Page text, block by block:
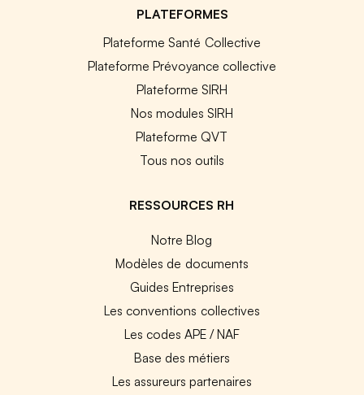
PLATEFORMES
Plateforme Santé Collective
Plateforme Prévoyance collective
Plateforme SIRH
Nos modules SIRH
Plateforme QVT
Tous nos outils
RESSOURCES RH
Notre Blog
Modèles de documents
Guides Entreprises
Les conventions collectives
Les codes APE / NAF
Base des métiers
Les assureurs partenaires